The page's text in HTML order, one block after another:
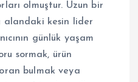
olmuştur. Uzun bir
alandaki kesin lider
günlük yaşam
sormak, ürün
bulmak veya